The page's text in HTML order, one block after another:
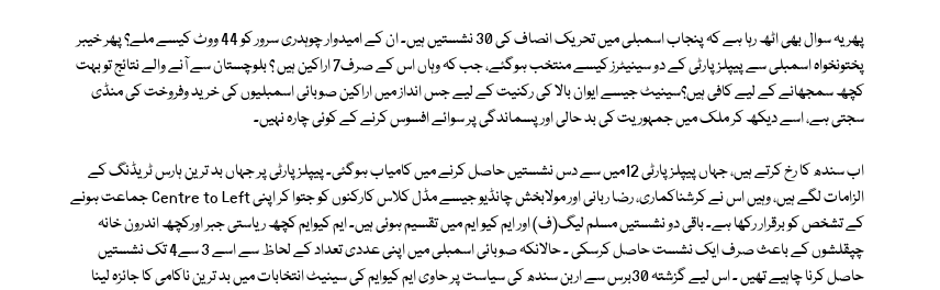
پھر یہ سوال بھی اٹھ رہا ہے کہ پنجاب اسمبلی میں تحریک انصاف کی 30 نشستیں ہیں۔ ان کے امیدوار چوہدری سرور کو 44 ووٹ کیسے ملے؟ پھر خیبر
پختونخواہ اسمبلی سے پیپلز پارٹی کے دو سینیٹرز کیسے منتخب ہوگئے، جب کہ وہاں اس کے صرف7 اراکین ہیں ؟ بلوچستان سے آنے والے نتائج تو بہت
کچھ سمجھانے کے لیے کافی ہیں؟سینیٹ جیسے ایوان بالا کی رکنیت کے لیے جس انداز میں اراکین صوبائی اسمبلیوں کی خرید وفروخت کی منڈی
سجتی ہے، اسے دیکھ کر ملک میں جمہوریت کی بد حالی اور پسماندگی پر سوائے افسوس کرنے کے کوئی چارہ نہیں۔
اب سندھ کا رخ کرتے ہیں، جہاں پیپلز پارٹی 12میں سے دس نشستیں حاصل کرنے میں کامیاب ہوگئی۔ پیپلز پارٹی پر جہاں بد ترین ہارس ٹریڈنگ کے
الزامات لگے ہیں، وہیں اس نے کرشناکماری، رضا ربانی اور مولابخش چانڈیو جیسے مڈل کلاس کارکنوں کو جتوا کر اپنی Centre to Left جماعت ہونے
کے تشخص کو برقرار رکھا ہے۔ باقی دو نشستیں مسلم لیگ(ف) اور ایم کیو ایم میں تقسیم ہوئی ہیں۔ ایم کیوایم کچھ ریاستی جبر اورکچھ اندرون خانہ
چپقلشوں کے باعث صرف ایک نشست حاصل کرسکی ۔ حالانکہ صوبائی اسمبلی میں اپنی عددی تعداد کے لحاظ سے اسے 3 سے4 تک نشستیں
حاصل کرنا چاہیے تھیں ۔ اس لیے گزشتہ 30برس سے اربن سندھ کی سیاست پر حاوی ایم کیوایم کی سینیٹ انتخابات میں بد ترین ناکامی کا جائزہ لینا